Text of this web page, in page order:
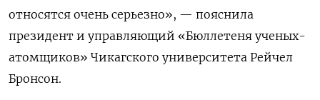
относятся очень серьезно», — пояснила
президент и управляющий «Бюллетеня ученых-
атомщиков» Чикагского университета Рейчел
Бронсон.